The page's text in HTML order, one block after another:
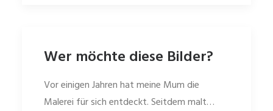
Wer möchte diese Bilder?
Vor einigen Jahren hat meine Mum die
Malerei für sich entdeckt. Seitdem malt…